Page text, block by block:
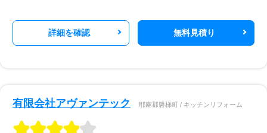
詳細を確認 無料見積り
有限会社アヴァンテック 耶麻郡磐梯町 / キッチンリフォーム